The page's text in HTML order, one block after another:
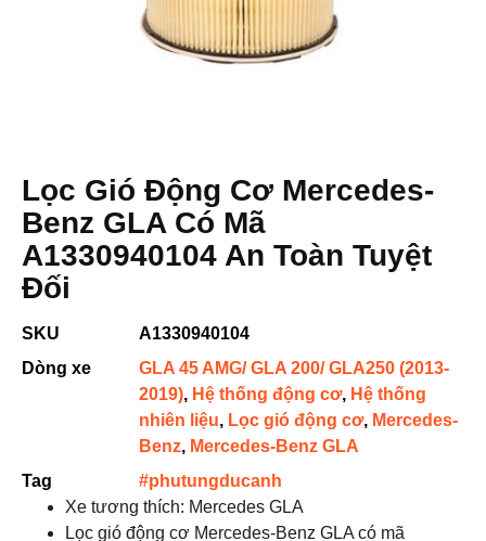
Lọc Gió Động Cơ Mercedes-
Benz GLA Có Mã
A1330940104 An Toàn Tuyệt
Đối
SKU
A1330940104
Dòng xe
GLA 45 AMG/ GLA 200/ GLA250 (2013-
2019), Hệ thống động cơ, Hệ thống
nhiên liệu, Lọc gió động cơ, Mercedes-
Benz, Mercedes-Benz GLA
Tag
#phutungducanh
Xe tương thích: Mercedes GLA
Lọc gió động cơ Mercedes-Benz GLA có mã